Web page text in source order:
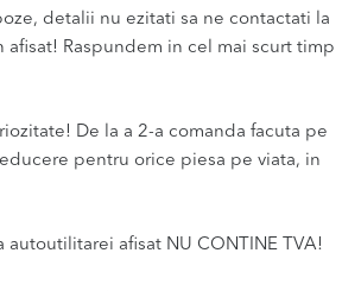
detalii nu ezitati sa ne contactati la
afisat! Raspundem in cel mai scurt timp
De la a 2-a comanda facuta pe
pentru orice piesa pe viata, in
autoutilitarei afisat NU CONTINE TVA!